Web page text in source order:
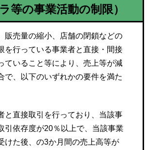
等の事業活動の制限）
販売量の縮小、店舗の閉鎖などの
を行っている事業者と直接・間接
ていること等により、売上等が減
で、以下のいずれかの要件を満た
と直接取引を行っており、当該事
引依存度が20％以上で、当該事業
けた後、の3か月間の売上高等が